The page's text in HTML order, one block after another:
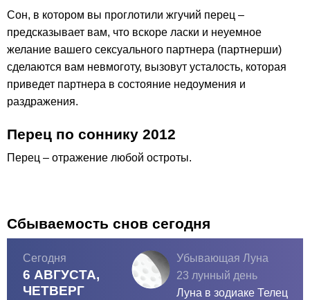
Сон, в котором вы проглотили жгучий перец –
предсказывает вам, что вскоре ласки и неуемное
желание вашего сексуального партнера (партнерши)
сделаются вам невмоготу, вызовут усталость, которая
приведет партнера в состояние недоумения и
раздражения.
Перец по соннику 2012
Перец – отражение любой остроты.
Сбываемость снов сегодня
Сегодня
6 АВГУСТА,
ЧЕТВЕРГ
Убывающая Луна
23 лунный день
Луна в зодиаке Телец